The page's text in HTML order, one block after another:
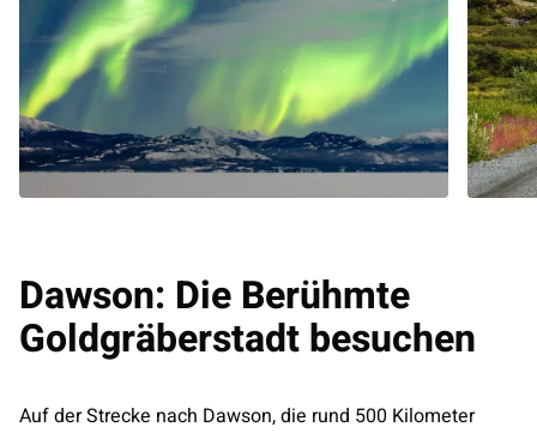
Dawson: Die Berühmte
Goldgräberstadt besuchen
Auf der Strecke nach Dawson, die rund 500 Kilometer